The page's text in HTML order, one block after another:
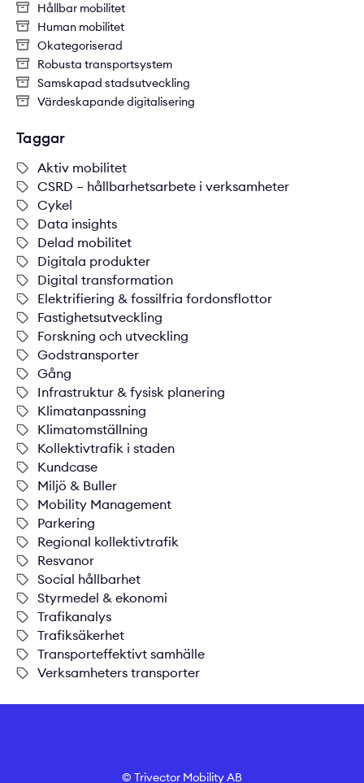
Hållbar mobilitet
Human mobilitet
Okategoriserad
Robusta transportsystem
Samskapad stadsutveckling
Värdeskapande digitalisering
Taggar
Aktiv mobilitet
CSRD – hållbarhetsarbete i verksamheter
Cykel
Data insights
Delad mobilitet
Digitala produkter
Digital transformation
Elektrifiering & fossilfria fordonsflottor
Fastighetsutveckling
Forskning och utveckling
Godstransporter
Gång
Infrastruktur & fysisk planering
Klimatanpassning
Klimatomställning
Kollektivtrafik i staden
Kundcase
Miljö & Buller
Mobility Management
Parkering
Regional kollektivtrafik
Resvanor
Social hållbarhet
Styrmedel & ekonomi
Trafikanalys
Trafiksäkerhet
Transporteffektivt samhälle
Verksamheters transporter
© Trivector Mobility AB